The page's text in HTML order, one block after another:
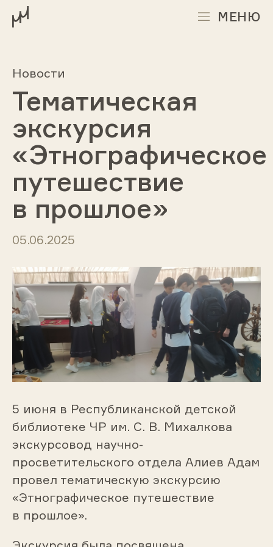
МЕНЮ
Новости
Тематическая
экскурсия
«Этнографическое
путешествие
в прошлое»
05.06.2025
5 июня в Республиканской детской
библиотеке ЧР им. С. В. Михалкова
экскурсовод научно-
просветительского отдела Алиев Адам
провел тематическую экскурсию
«Этнографическое путешествие
в прошлое».